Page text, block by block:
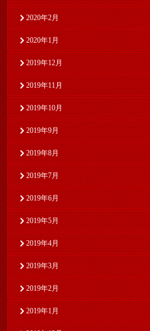
2020年2月
2020年1月
2019年12月
2019年11月
2019年10月
2019年9月
2019年8月
2019年7月
2019年6月
2019年5月
2019年4月
2019年3月
2019年2月
2019年1月